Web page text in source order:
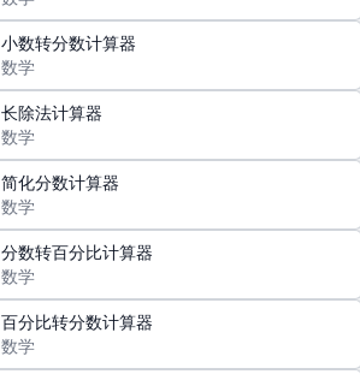
小数转分数计算器
数学
长除法计算器
数学
简化分数计算器
数学
分数转百分比计算器
数学
百分比转分数计算器
数学